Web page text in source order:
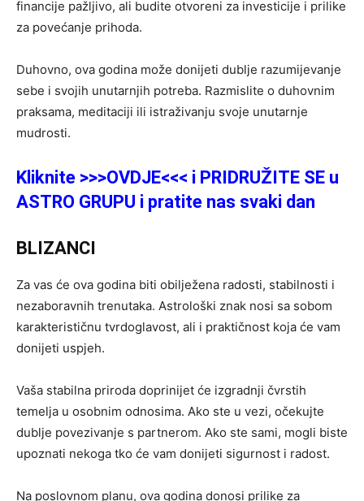
financije pažljivo, ali budite otvoreni za investicije i prilike
za povećanje prihoda.
Duhovno, ova godina može donijeti dublje razumijevanje
sebe i svojih unutarnjih potreba. Razmislite o duhovnim
praksama, meditaciji ili istraživanju svoje unutarnje
mudrosti.
Kliknite >>>OVDJE<<< i PRIDRUŽITE SE u
ASTRO GRUPU i pratite nas svaki dan
BLIZANCI
Za vas će ova godina biti obilježena radosti, stabilnosti i
nezaboravnih trenutaka. Astrološki znak nosi sa sobom
karakterističnu tvrdoglavost, ali i praktičnost koja će vam
donijeti uspjeh.
Vaša stabilna priroda doprinijet će izgradnji čvrstih
temelja u osobnim odnosima. Ako ste u vezi, očekujte
dublje povezivanje s partnerom. Ako ste sami, mogli biste
upoznati nekoga tko će vam donijeti sigurnost i radost.
Na poslovnom planu, ova godina donosi prilike za